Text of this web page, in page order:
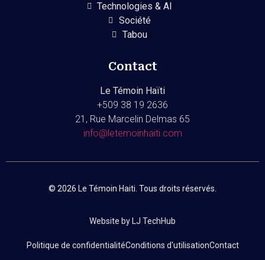
Technologies & AI
Société
Tabou
Contact
Le Témoin Haïti
+509 38 19 2636
21, Rue Marcelin Delmas 65
info@letemoinhaiti.com
© 2026 Le Témoin Haiti. Tous droits réservés.
Website by LJ TechHub
Politique de confidentialitéConditions d'utilisationContact